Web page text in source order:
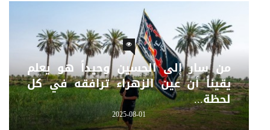
من سار إلى الحسين وحيداً هو يعلم
يقيناً أن عين الزهراء ترافقه في كل
لحظة...
2025-08-01